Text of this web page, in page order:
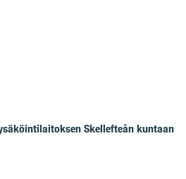
Skellefteån kuntaan